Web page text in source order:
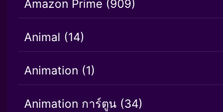
Amazon Prime (909)
Animal (14)
Animation (1)
Animation การ์ตูน (34)